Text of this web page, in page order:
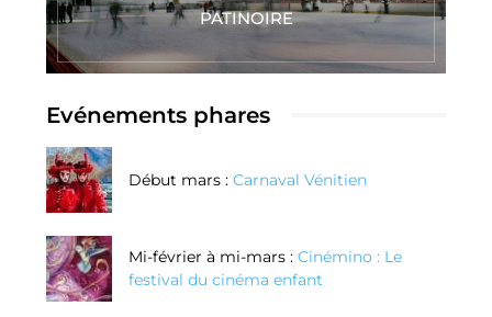
PATINOIRE
Evénements phares
Début mars : Carnaval Vénitien
Mi-février à mi-mars : Cinémino : Le
festival du cinéma enfant